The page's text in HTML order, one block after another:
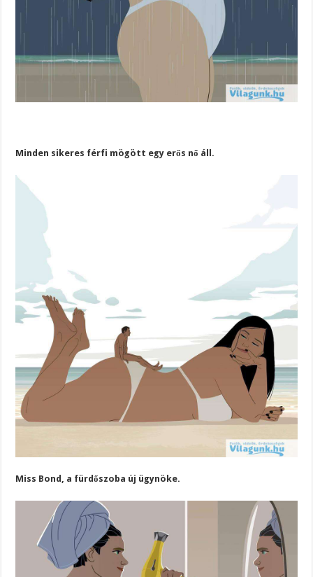
Minden sikeres férfi mögött egy erős nő áll.
Miss Bond, a fürdőszoba új ügynöke.